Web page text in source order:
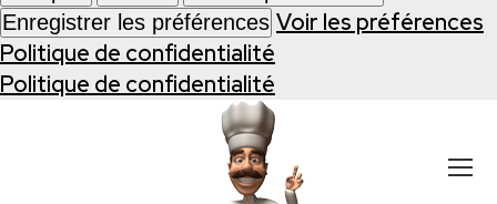
Enregistrer les préférences Voir les préférences
Politique de confidentialité
Politique de confidentialité